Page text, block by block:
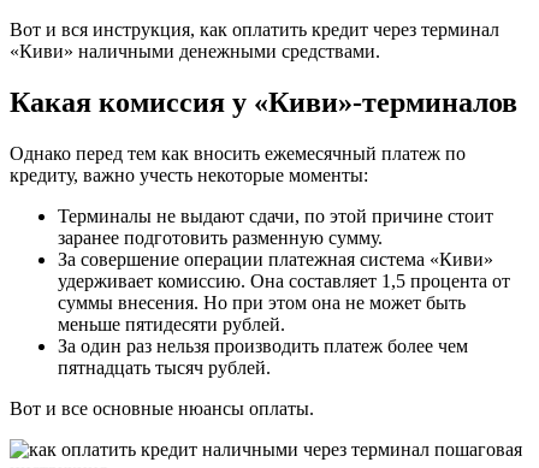
Вот и вся инструкция, как оплатить кредит через терминал
«Киви» наличными денежными средствами.
Какая комиссия у «Киви»-терминалов
Однако перед тем как вносить ежемесячный платеж по
кредиту, важно учесть некоторые моменты:
Терминалы не выдают сдачи, по этой причине стоит
заранее подготовить разменную сумму.
За совершение операции платежная система «Киви»
удерживает комиссию. Она составляет 1,5 процента от
суммы внесения. Но при этом она не может быть
меньше пятидесяти рублей.
За один раз нельзя производить платеж более чем
пятнадцать тысяч рублей.
Вот и все основные нюансы оплаты.